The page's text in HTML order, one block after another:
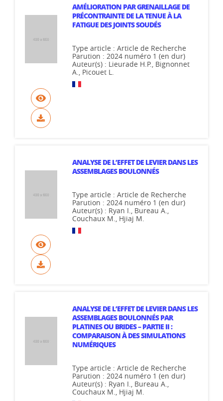
AMÉLIORATION PAR GRENAILLAGE DE
PRÉCONTRAINTE DE LA TENUE À LA
FATIGUE DES JOINTS SOUDÉS
Type article : Article de Recherche
Parution : 2024 numéro 1 (en dur)
Auteur(s) : Lieurade H.P., Bignonnet
A., Picouet L.
ANALYSE DE L’EFFET DE LEVIER DANS LES
ASSEMBLAGES BOULONNÉS
Type article : Article de Recherche
Parution : 2024 numéro 1 (en dur)
Auteur(s) : Ryan I., Bureau A.,
Couchaux M., Hjiaj M.
ANALYSE DE L’EFFET DE LEVIER DANS LES
ASSEMBLAGES BOULONNÉS PAR
PLATINES OU BRIDES – PARTIE II :
COMPARAISON À DES SIMULATIONS
NUMÉRIQUES
Type article : Article de Recherche
Parution : 2024 numéro 1 (en dur)
Auteur(s) : Ryan I., Bureau A.,
Couchaux M., Hjiaj M.